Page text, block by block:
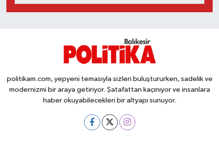
politikam.com, yepyeni temasıyla sizleri buluştururken, sadelik ve
modernizmi bir araya getiriyor. Şatafattan kaçınıyor ve insanlara
haber okuyabilecekleri bir altyapı sunuyor.
TARİHTE BUGÜN